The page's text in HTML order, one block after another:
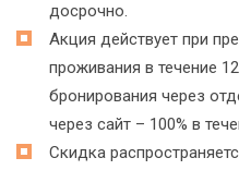
досрочно.
Акция действует при
проживания в течение
бронирования через
через сайт – 100% в
Скидка